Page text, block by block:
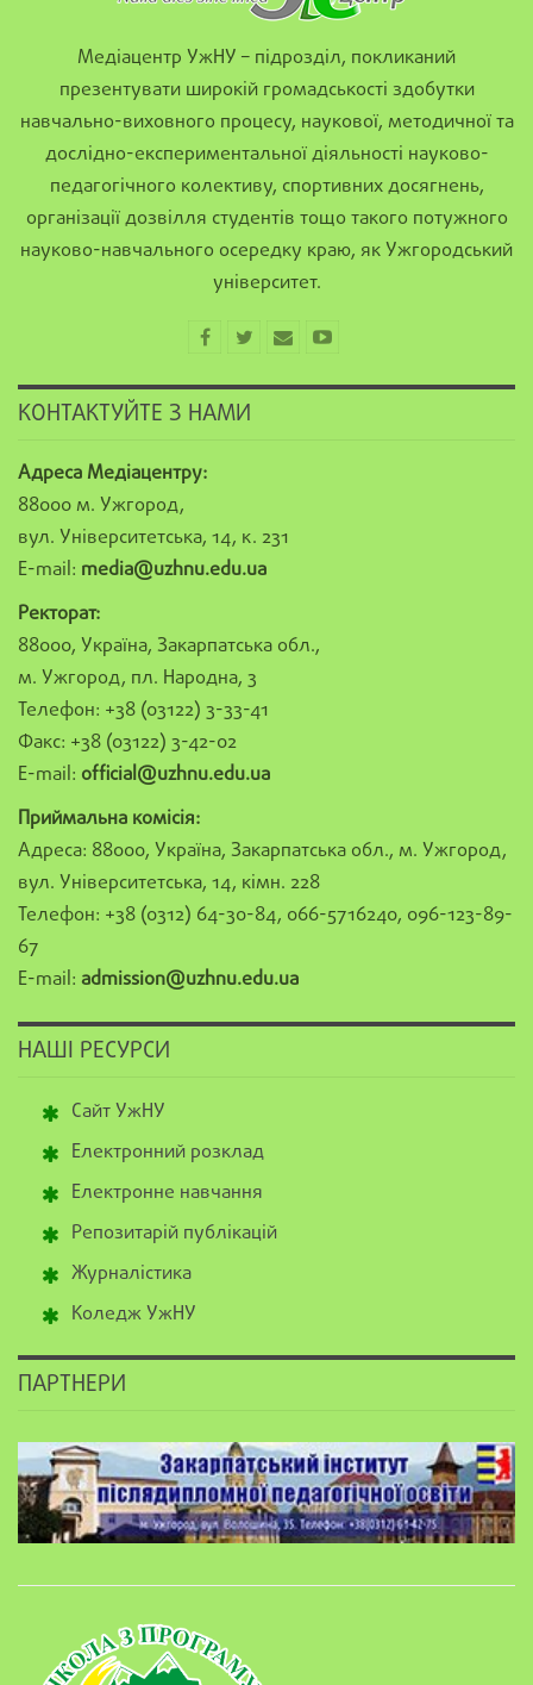
Медіацентр УжНУ – підрозділ, покликаний
презентувати широкій громадськості здобутки
навчально-виховного процесу, наукової, методичної та
дослідно-експериментальної діяльності науково-
педагогічного колективу, спортивних досягнень,
організації дозвілля студентів тощо такого потужного
науково-навчального осередку краю, як Ужгородський
університет.
КОНТАКТУЙТЕ З НАМИ
Адреса Медіацентру:
88000 м. Ужгород,
вул. Університетська, 14, к. 231
E-mail: media@uzhnu.edu.ua
Ректорат:
88000, Україна, Закарпатська обл.,
м. Ужгород, пл. Народна, 3
Телефон: +38 (03122) 3-33-41
Факс: +38 (03122) 3-42-02
E-mail: official@uzhnu.edu.ua
Приймальна комісія:
Адреса: 88000, Україна, Закарпатська обл., м. Ужгород,
вул. Університетська, 14, кімн. 228
Телефон: +38 (0312) 64-30-84, 066-5716240, 096-123-89-
67
E-mail: admission@uzhnu.edu.ua
НАШІ РЕСУРСИ
Сайт УжНУ
Електронний розклад
Електронне навчання
Репозитарій публікацій
Журналістика
Коледж УжНУ
ПАРТНЕРИ